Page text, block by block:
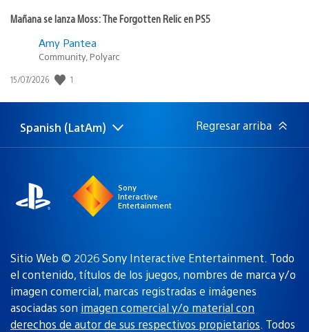
Mañana se lanza Moss: The Forgotten Relic en PS5
Amy Pantea
Community, Polyarc
Fecha
publicación:
15/07/2026 1
Elige
una
Región
actual:
Spanish (LatAm) Regresar arriba
Sony
Interactive
Entertainment
Sitio Web © 2026 Sony Interactive Entertainment. Todo
el contenido, títulos de los juegos, nombres de marca y/o
imagen comercial, marcas registradas e imágenes
asociadas son imagen comercial y/o material con
derechos de autor de sus respectivos propietarios. Todos